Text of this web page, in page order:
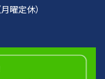
曜定休）